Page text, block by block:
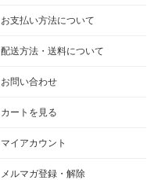
お支払い方法について
配送方法・送料について
お問い合わせ
カートを見る
マイアカウント
メルマガ登録・解除